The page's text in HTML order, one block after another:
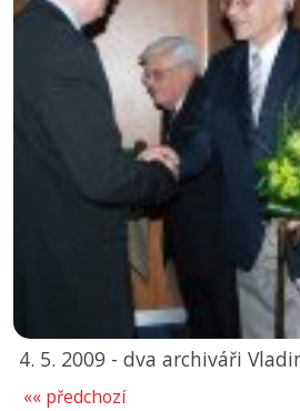
4. 5. 2009 - dva archiváři
«« předchozí